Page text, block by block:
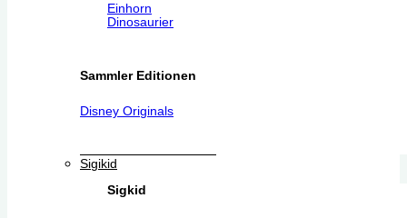
Einhorn
Dinosaurier
Sammler Editionen
Disney Originals
Sigikid
Sigkid